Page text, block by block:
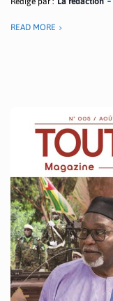
READ MORE